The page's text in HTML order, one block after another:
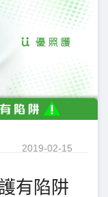
2019-02-15
有陷阱